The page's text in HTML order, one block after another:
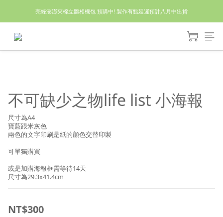
休假回來了!8/5恢復出貨₍˄•༝•˄₎◞✩
亮綠澎澎夾棉立體相機包 預購中! 製作有點延遲預計八月中出貨
不可缺少之物life list 小海報
尺寸為A4
寶藍跟米灰色
兩色的文字印刷是紙的顏色交替印製
可單獨購買
或是加購海報框需等待14天
尺寸為29.3x41.4cm
NT$300